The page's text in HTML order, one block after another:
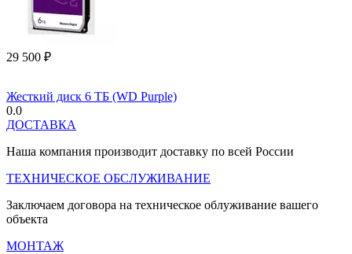
29 500 ₽
Жесткий диск 6 ТБ (WD Purple)
0.0
ДОСТАВКА
Наша компания производит доставку по всей России
ТЕХНИЧЕСКОЕ ОБСЛУЖИВАНИЕ
Заключаем договора на техническое облуживание вашего
объекта
МОНТАЖ